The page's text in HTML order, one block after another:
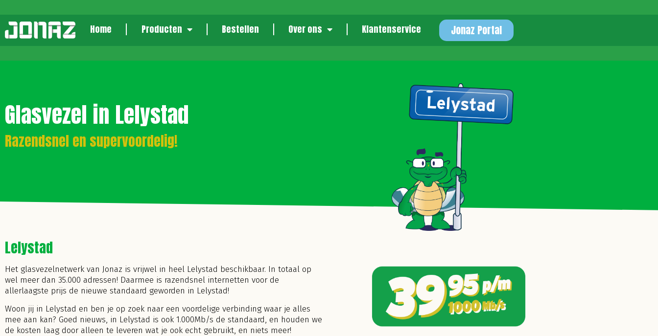
Home Producten Bestellen Over ons Klantenservice Jonaz Portal
Glasvezel in Lelystad
Razendsnel en supervoordelig!
Lelystad
Het glasvezelnetwerk van Jonaz is vrijwel in heel Lelystad beschikbaar. In totaal op
wel meer dan 35.000 adressen! Daarmee is razendsnel internetten voor de
allerlaagste prijs de nieuwe standaard geworden in Lelystad!
Woon jij in Lelystad en ben je op zoek naar een voordelige verbinding waar je alles
mee aan kan? Goed nieuws, in Lelystad is ook 1.000Mb/s de standaard, en houden we
de kosten laag door alleen te leveren wat je ook echt gebruikt, en niets meer!